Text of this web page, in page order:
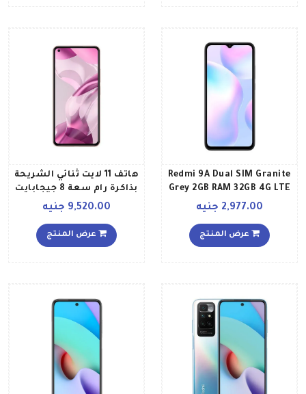
Redmi 9A Dual SIM Granite
Grey 2GB RAM 32GB 4G LTE
Global Version
2,977.00 جنيه
عرض المنتج
هاتف 11 لايت ثنائي الشريحة
بذاكرة رام سعة 8 جيجابايت
NE بلون وردي خوخي إصدار
9,520.00 جنيه
عرض المنتج